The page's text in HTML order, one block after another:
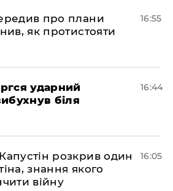
про плани
як протистояти
16:55
ударний
біля
16:44
розкрив один
знання якого
війну
16:05